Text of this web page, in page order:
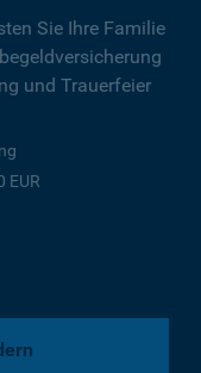
Sie Ihre Familie
und Trauerfeier
EUR